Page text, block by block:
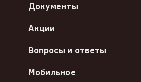
Документы
Акции
Вопросы и ответы
Мобильное